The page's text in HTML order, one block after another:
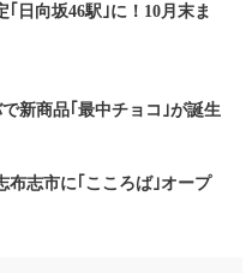
｢日向坂46駅｣に！10月末ま
新商品｢最中チョコ｣が誕生
布志市に｢こころば｣オープ